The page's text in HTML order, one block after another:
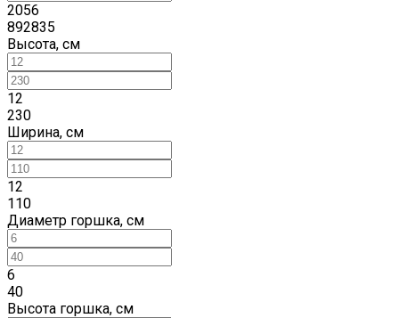
2056
892835
Высота, см
12
230
Ширина, см
12
110
Диаметр горшка, см
6
40
Высота горшка, см